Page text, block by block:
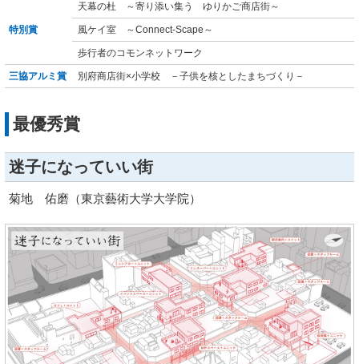
特別賞
天幕の杜 ～寄り添い集う ゆりかご商店街～
風ケイ室 ～Connect-Scape～
歩行者のコモンネットワーク
三協アルミ賞 別府商店街×小学校 －子供を核としたまちづくり－
最優秀賞
迷子になっていい街
菊地 佑磨（東京藝術大学大学院）